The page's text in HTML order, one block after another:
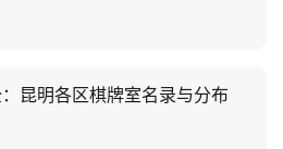
昆明各区棋牌室名录与分布